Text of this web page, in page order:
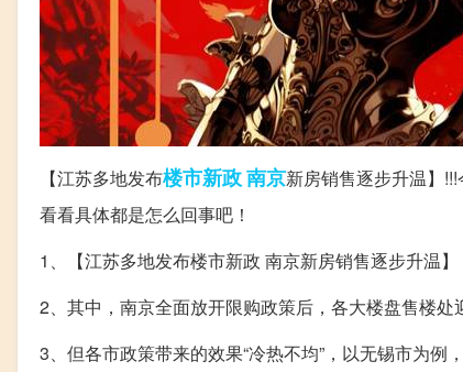
【江苏多地发布楼市新政南京新房销售逐步升温】
看看具体都是怎么回事吧！
1、【江苏多地发布楼市新政 南京新房销售逐步升温】
2、其中，南京全面放开限购政策后，各大楼盘售楼处
3、但各市政策带来的效果“冷热不均”，以无锡市为例